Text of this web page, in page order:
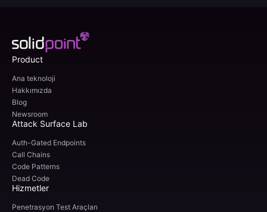
Product
Ana teknoloji
Hakkımızda
Blog
Newsroom
Attack Surface Lab
Auth-Gated Endpoints
Call Chains
Code Patterns
Dead Code
Hizmetler
Penetrasyon Test Araçları